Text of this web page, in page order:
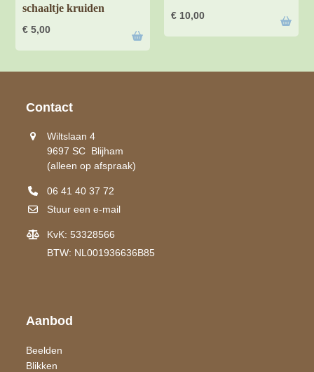
schaaltje kruiden
€ 5,00
€ 10,00
Contact
Wiltslaan 4
9697 SC Blijham
(alleen op afspraak)
06 41 40 37 72
Stuur een e-mail
KvK: 53328566
BTW: NL001936636B85
Aanbod
Beelden
Blikken